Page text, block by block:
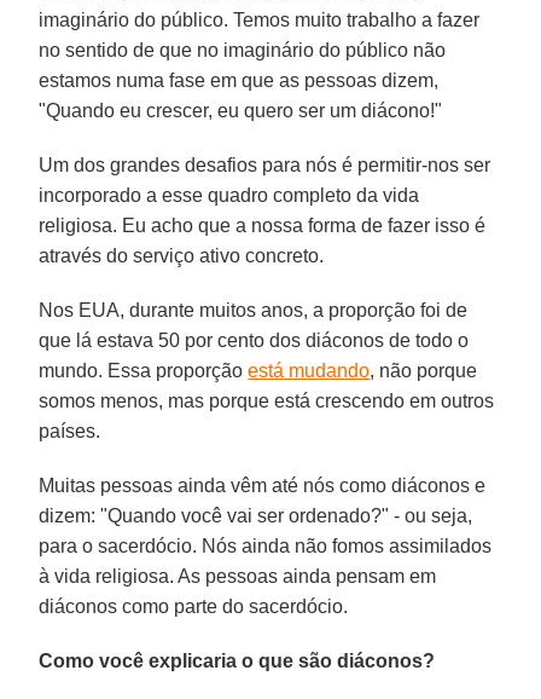
imaginário do público. Temos muito trabalho a fazer
no sentido de que no imaginário do público não
estamos numa fase em que as pessoas dizem,
"Quando eu crescer, eu quero ser um diácono!"
Um dos grandes desafios para nós é permitir-nos ser
incorporado a esse quadro completo da vida
religiosa. Eu acho que a nossa forma de fazer isso é
através do serviço ativo concreto.
Nos EUA, durante muitos anos, a proporção foi de
que lá estava 50 por cento dos diáconos de todo o
mundo. Essa proporçãoestá mudando, não porque
somos menos, mas porque está crescendo em outros
países.
Muitas pessoas ainda vêm até nós como diáconos e
dizem: "Quando você vai ser ordenado?" - ou seja,
para o sacerdócio. Nós ainda não fomos assimilados
à vida religiosa. As pessoas ainda pensam em
diáconos como parte do sacerdócio.
Como você explicaria o que são diáconos?